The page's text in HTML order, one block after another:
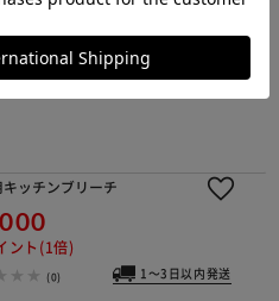
イント(1倍)
(0) 1～3日以内発送
キッチンブリーチ
ント(1倍)
(0) 1～3日以内発送